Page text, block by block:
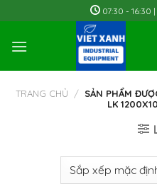
to
content
07:30 - 16:30 |
TRANG CHỦ / SẢN PHẨM
LK